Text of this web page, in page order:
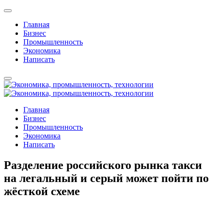
Главная
Бизнес
Промышленность
Экономика
Написать
Главная
Бизнес
Промышленность
Экономика
Написать
Разделение российского рынка такси
на легальный и серый может пойти по
жёсткой схеме